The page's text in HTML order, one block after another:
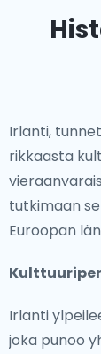
Irlanti,
rikkaasta
tutkimaan
Euroopan
Irlanti
joka punoo